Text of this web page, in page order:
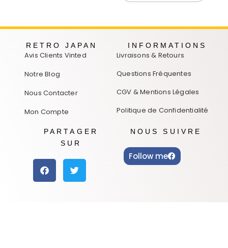
RETRO JAPAN
Avis Clients Vinted
Notre Blog
Nous Contacter
Mon Compte
INFORMATIONS
Livraisons & Retours
Questions Fréquentes
CGV & Mentions Légales
Politique de Confidentialité
PARTAGER
SUR
NOUS SUIVRE
Follow me